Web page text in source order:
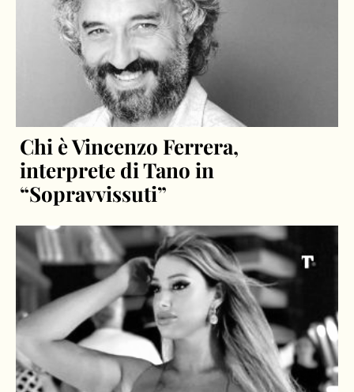
Chi è Vincenzo Ferrera,
interprete di Tano in
“Sopravvissuti”